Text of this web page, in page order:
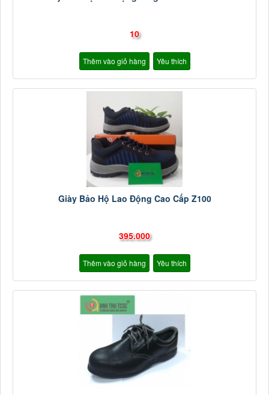
10
Thêm vào giỏ hàng Yêu thích
Giày Bảo Hộ Lao Động Cao Cấp Z100
395.000
Thêm vào giỏ hàng Yêu thích